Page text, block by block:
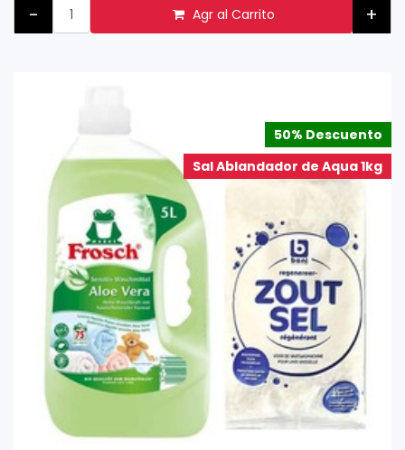
- Agr al Carrito +
50% Descuento
Sal Ablandador de Aqua 1kg